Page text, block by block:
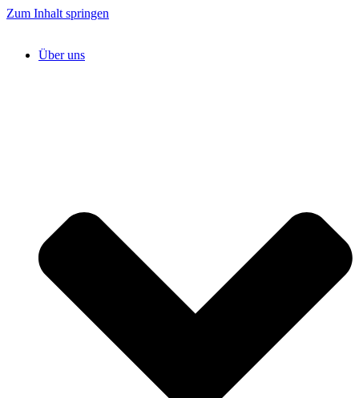
Zum Inhalt springen
Über uns